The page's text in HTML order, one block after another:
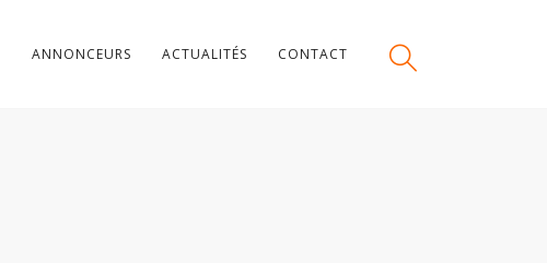
ANNONCEURS ACTUALITÉS CONTACT